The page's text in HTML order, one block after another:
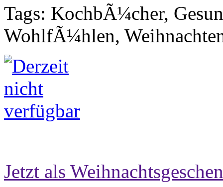
Tags: KochbÃ¼cher,
WohlfÃ¼hlen,
Jetzt als